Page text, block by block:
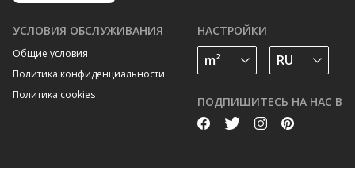
УСЛОВИЯ ОБСЛУЖИВАНИЯ
Общие условия
Политика конфиденциальности
Политика cookies
НАСТРОЙКИ
ПОДПИШИТЕСЬ НА НАС В